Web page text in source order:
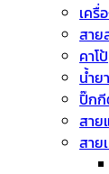
เครื่
สาย
คาโป้
น้ำย
ปิ๊กกี
สาย
สาย